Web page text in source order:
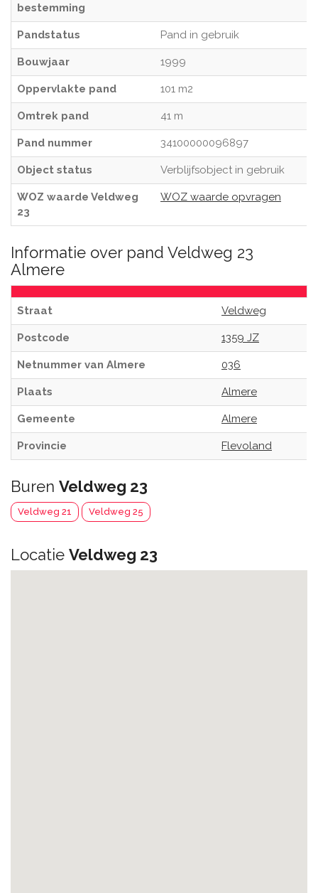
bestemming
Pandstatus Pand in gebruik
Bouwjaar 1999
Oppervlakte pand 101 m2
Omtrek pand 41 m
Pand nummer 34100000096897
Object status Verblijfsobject in gebruik
WOZ waarde Veldweg
23
WOZ waarde opvragen
Informatie over pand Veldweg 23
Almere
Straat Veldweg
Postcode 1359 JZ
Netnummer van Almere 036
Plaats Almere
Gemeente Almere
Provincie Flevoland
Buren Veldweg 23
Veldweg 21 Veldweg 25
Locatie Veldweg 23